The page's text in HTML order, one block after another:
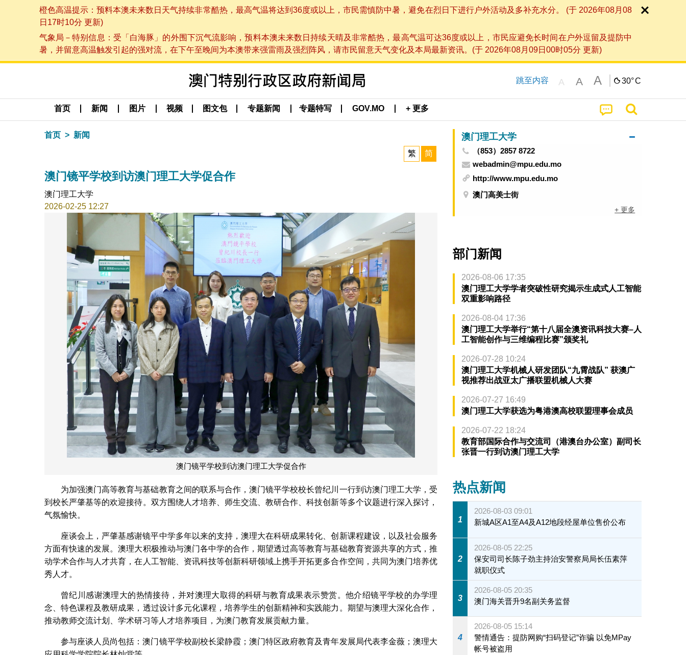
橙色高温提示：预料本澳未来数日天气持续非常酷热，最高气温将达到36度或以上，市民需慎防中暑，避免在烈日下进行户外活动及多补充水分。 (于 2026年08月08
日17时10分 更新)
气象局－特别信息：受「白海豚」的外围下沉气流影响，预料本澳未来数日持续天晴及非常酷热，最高气温可达36度或以上，市民应避免长时间在户外逗留及提防中
暑，并留意高温触发引起的强对流，在下午至晚间为本澳带来强雷雨及强烈阵风，请市民留意天气变化及本局最新资讯。(于 2026年08月09日00时05分 更新)
跳至内容 A A A 30°C
首页 新闻 图片 视频 图文包 专题新闻 专题特写 GOV.MO + 更多
首页 新闻
繁 简
澳门镜平学校到访澳门理工大学促合作
澳门理工大学
2026-02-25 12:27
澳门镜平学校到访澳门理工大学促合作
为加强澳门高等教育与基础教育之间的联系与合作，澳门镜平学校校长曾纪川一行到访澳门理工大学，受
到校长严肇基等的欢迎接待。双方围绕人才培养、师生交流、教研合作、科技创新等多个议题进行深入探讨，
气氛愉快。
座谈会上，严肇基感谢镜平中学多年以来的支持，澳理大在科研成果转化、创新课程建设，以及社会服务
方面有快速的发展。澳理大积极推动与澳门各中学的合作，期望透过高等教育与基础教育资源共享的方式，推
动学术合作与人才共育，在人工智能、资讯科技等创新科研领域上携手开拓更多合作空间，共同为澳门培养优
秀人才。
曾纪川感谢澳理大的热情接待，并对澳理大取得的科研与教育成果表示赞赏。他介绍镜平学校的办学理
念、特色课程及教研成果，透过设计多元化课程，培养学生的创新精神和实践能力。期望与澳理大深化合作，
推动教师交流计划、学术研习等人才培养项目，为澳门教育发展贡献力量。
参与座谈人员尚包括：澳门镜平学校副校长梁静霞；澳门特区政府教育及青年发展局代表李金薇；澳理大
澳门理工大学
（853）2857 8722
webadmin@mpu.edu.mo
http://www.mpu.edu.mo
澳门高美士街
+ 更多
部门新闻
2026-08-06 17:35
澳门理工大学学者突破性研究揭示生成式人工智能
双重影响路径
2026-08-04 17:36
澳门理工大学举行“第十八届全澳资讯科技大赛–人
工智能创作与三维编程比赛”颁奖礼
2026-07-28 10:24
澳门理工大学机械人研发团队“九霄战队” 获澳广
视推荐出战亚太广播联盟机械人大赛
2026-07-27 16:49
澳门理工大学获选为粤港澳高校联盟理事会成员
2026-07-22 18:24
教育部国际合作与交流司（港澳台办公室）副司长
张晋一行到访澳门理工大学
热点新闻
1
2026-08-03 09:01
新城A区A1至A4及A12地段经屋单位售价公布
2
2026-08-05 22:25
保安司司长陈子劲主持治安警察局局长伍素萍
就职仪式
3
2026-08-05 20:35
澳门海关晋升9名副关务监督
4
2026-08-05 15:14
警情通告：提防网购“扫码登记”诈骗 以免MPay
帐号被盗用